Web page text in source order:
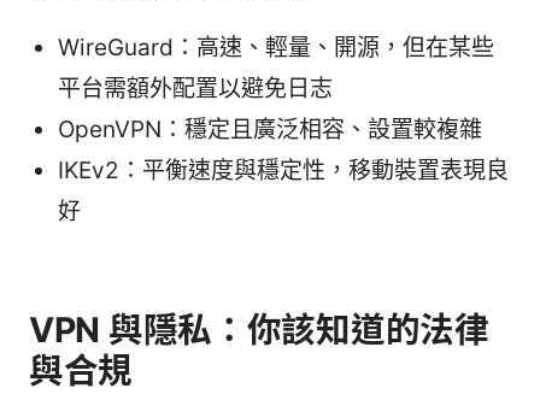
WireGuard：高速、輕量、開源，但在某些
平台需額外配置以避免日志
OpenVPN：穩定且廣泛相容、設置較複雜
IKEv2：平衡速度與穩定性，移動裝置表現良
好
VPN 與隱私：你該知道的法律
與合規